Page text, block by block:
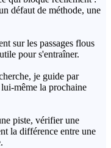
défaut de méthode, une
sur les passages flous
pour s'entraîner.
je guide par
même la prochaine
piste, vérifier une
la différence entre une